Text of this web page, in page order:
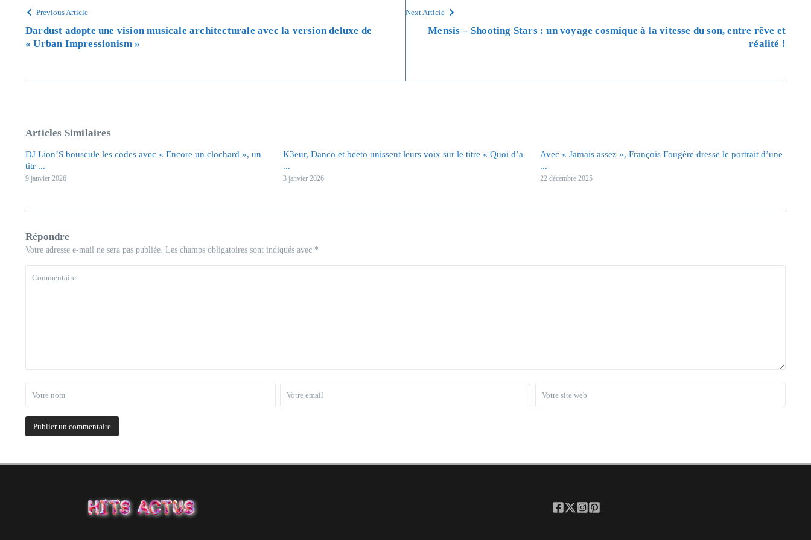
Previous Article
Dardust adopte une vision musicale architecturale avec la version deluxe de
« Urban Impressionism »
Next Article
Mensis – Shooting Stars : un voyage cosmique à la vitesse du son, entre rêve et
réalité !
Articles Similaires
DJ Lion’S bouscule les codes avec « Encore un clochard », un
titr ...
9 janvier 2026
K3eur, Danco et beeto unissent leurs voix sur le titre « Quoi d’a
...
3 janvier 2026
Avec « Jamais assez », François Fougère dresse le portrait d’une
...
22 décembre 2025
Répondre
Votre adresse e-mail ne sera pas publiée. Les champs obligatoires sont indiqués avec *